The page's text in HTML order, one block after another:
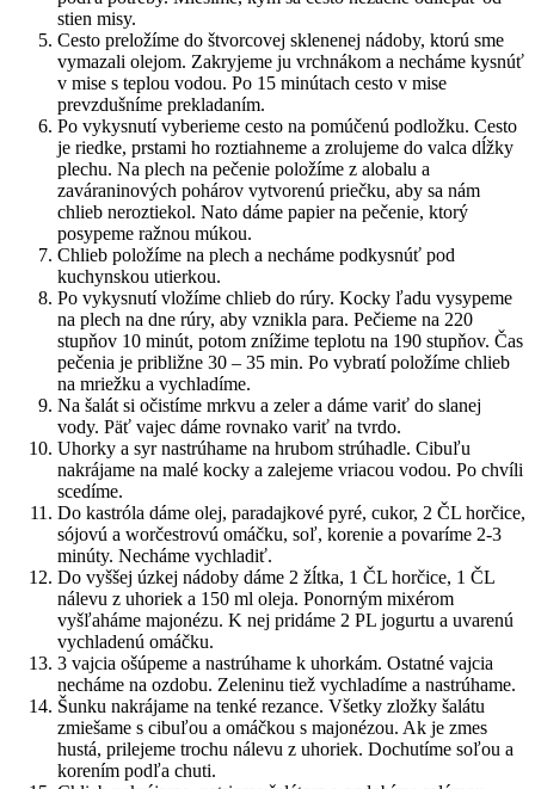
stien misy.
Cesto preložíme do štvorcovej sklenenej nádoby, ktorú sme
vymazali olejom. Zakryjeme ju vrchnákom a necháme kysnúť
v mise s teplou vodou. Po 15 minútach cesto v mise
prevzdušníme prekladaním.
Po vykysnutí vyberieme cesto na pomúčenú podložku. Cesto
je riedke, prstami ho roztiahneme a zrolujeme do valca dĺžky
plechu. Na plech na pečenie položíme z alobalu a
zaváraninových pohárov vytvorenú priečku, aby sa nám
chlieb neroztiekol. Nato dáme papier na pečenie, ktorý
posypeme ražnou múkou.
Chlieb položíme na plech a necháme podkysnúť pod
kuchynskou utierkou.
Po vykysnutí vložíme chlieb do rúry. Kocky ľadu vysypeme
na plech na dne rúry, aby vznikla para. Pečieme na 220
stupňov 10 minút, potom znížime teplotu na 190 stupňov. Čas
pečenia je približne 30 – 35 min. Po vybratí položíme chlieb
na mriežku a vychladíme.
Na šalát si očistíme mrkvu a zeler a dáme variť do slanej
vody. Päť vajec dáme rovnako variť na tvrdo.
Uhorky a syr nastrúhame na hrubom strúhadle. Cibuľu
nakrájame na malé kocky a zalejeme vriacou vodou. Po chvíli
scedíme.
Do kastróla dáme olej, paradajkové pyré, cukor, 2 ČL horčice,
sójovú a worčestrovú omáčku, soľ, korenie a povaríme 2-3
minúty. Necháme vychladiť.
Do vyššej úzkej nádoby dáme 2 žĺtka, 1 ČL horčice, 1 ČL
nálevu z uhoriek a 150 ml oleja. Ponorným mixérom
vyšľaháme majonézu. K nej pridáme 2 PL jogurtu a uvarenú
vychladenú omáčku.
3 vajcia ošúpeme a nastrúhame k uhorkám. Ostatné vajcia
necháme na ozdobu. Zeleninu tiež vychladíme a nastrúhame.
Šunku nakrájame na tenké rezance. Všetky zložky šalátu
zmiešame s cibuľou a omáčkou s majonézou. Ak je zmes
hustá, prilejeme trochu nálevu z uhoriek. Dochutíme soľou a
korením podľa chuti.